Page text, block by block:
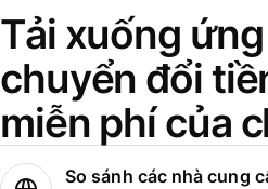
Tải xuống
chuyển đổi
miễn phí của
So sánh các nhà cung